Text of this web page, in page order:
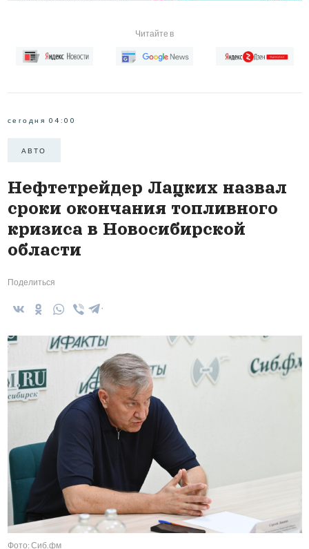
Читайте в
сегодня 04:00
АВТО
Нефтетрейдер Лацких назвал
сроки окончания топливного
кризиса в Новосибирской
области
Поделиться
Фото: Сиб.фм